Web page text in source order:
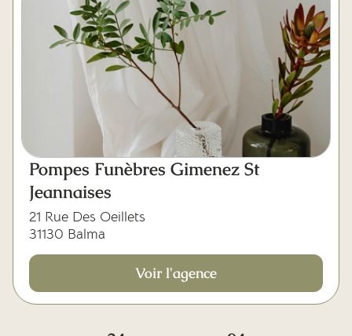
Pompes Funèbres Gimenez St
Jeannaises
21 Rue Des Oeillets
31130 Balma
Voir l'agence